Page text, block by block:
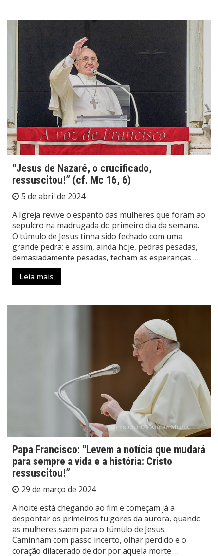
“Jesus de Nazaré, o crucificado,
ressuscitou!” (cf. Mc 16, 6)
5 de abril de 2024
A Igreja revive o espanto das mulheres que foram ao
sepulcro na madrugada do primeiro dia da semana.
O túmulo de Jesus tinha sido fechado com uma
grande pedra; e assim, ainda hoje, pedras pesadas,
demasiadamente pesadas, fecham as esperanças …
Leia mais
Papa Francisco: “Levem a notícia que mudará
para sempre a vida e a história: Cristo
ressuscitou!”
29 de março de 2024
A noite está chegando ao fim e começam já a
despontar os primeiros fulgores da aurora, quando
as mulheres saem para o túmulo de Jesus.
Caminham com passo incerto, olhar perdido e o
coração dilacerado de dor por aquela morte …